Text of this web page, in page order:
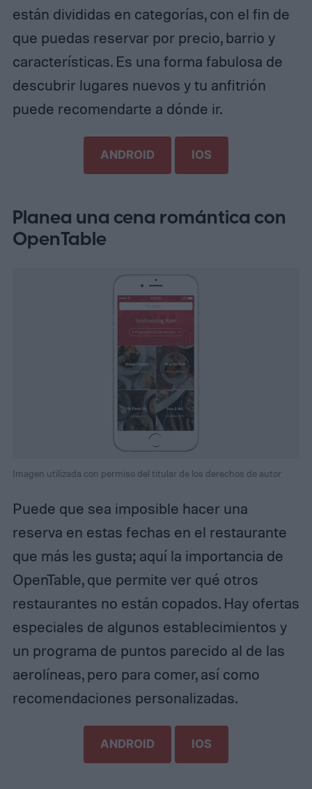
están divididas en categorías, con el fin de
que puedas reservar por precio, barrio y
características. Es una forma fabulosa de
descubrir lugares nuevos y tu anfitrión
puede recomendarte a dónde ir.
ANDROID IOS
Planea una cena romántica con
OpenTable
Imagen utilizada con permiso del titular de los derechos de autor
Puede que sea imposible hacer una
reserva en estas fechas en el restaurante
que más les gusta; aquí la importancia de
OpenTable, que permite ver qué otros
restaurantes no están copados. Hay ofertas
especiales de algunos establecimientos y
un programa de puntos parecido al de las
aerolíneas, pero para comer, así como
recomendaciones personalizadas.
ANDROID IOS